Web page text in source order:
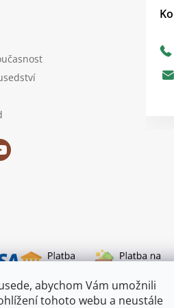
abychom Vám umožnili
tohoto webu a neustále